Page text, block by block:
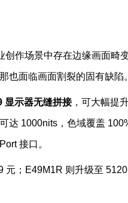
作场景中存在边缘画面畸
也面临画面割裂的固有缺陷。
显示器无缝拼接，可大幅提
达 1000nits，色域覆盖
接口。
元；E49M1R 则升级至